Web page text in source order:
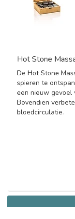
Hot Stone
De Hot Stone
spieren te
een nieuw gevoel
Bovendien
bloedcirculatie.